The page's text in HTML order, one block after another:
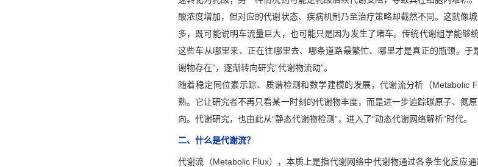
酸浓度增加，但对应的代谢状态、疾病机制乃至治疗策略却截然不同。这就像
多，既可能说明车流量巨大，也可能只是因为发生了堵车。传统代谢组学能够
这些车从哪里来、正在往哪里去、哪条道路最繁忙、哪里才是真正的瓶颈。于
谢物存在”，逐渐转向研究“代谢物流动”。
随着稳定同位素示踪、质谱检测和数学建模的发展，代谢流分析（Metabolic
熟。它让研究者不再只看某一时刻的代谢物丰度，而是进一步追踪碳原子、氮
向。代谢研究，也由此从“静态代谢物检测”，进入了“动态代谢网络解析”时代。
二、什么是代谢流？
代谢流（Metabolic Flux），本质上是指代谢网络中代谢物通过各条生化反应